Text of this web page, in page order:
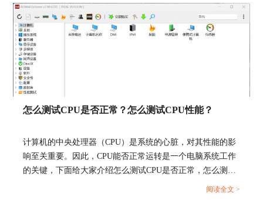
接着我们返回“OSD”选项层，我们选择“使用屏显
面板显示”和“同时显示图标”还有“显示项目名称”。
然后就可以设置背景颜色了，这里设置的背景颜色
是蓝色。
怎么测试CPU是否正常？怎么测试CPU性能？
计算机的中央处理器（CPU）是系统的心脏，对其性能的影
响至关重要。因此，CPU能否正常运转是一个电脑系统工作
的关键，下面给大家介绍怎么测试CPU是否正常，怎么测试
阅读全文 >